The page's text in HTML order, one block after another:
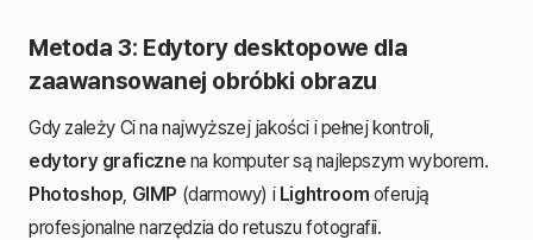
Metoda 3: Edytory desktopowe dla
zaawansowanej obróbki obrazu
Gdy zależy Ci na najwyższej jakości i pełnej kontroli,
edytory graficzne na komputer są najlepszym wyborem.
Photoshop, GIMP (darmowy) i Lightroom oferują
profesjonalne narzędzia do retuszu fotografii.